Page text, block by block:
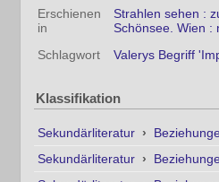
Erschienen
in
Strahlen sehen :
Schönsee. Wien :
Schlagwort
Valerys Begriff
Klassifikation
Sekundärliteratur ›
Sekundärliteratur ›